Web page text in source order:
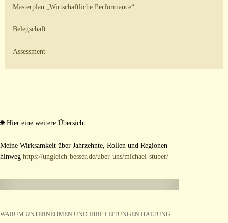
Masterplan „Wirtschaftliche Performance“
Belegschaft
Assessment
🌐 Hier eine weitere Übersicht:
Meine Wirksamkeit über Jahrzehnte, Rollen und Regionen
hinweg https://ungleich-besser.de/uber-uns/michael-stuber/
WARUM UNTERNEHMEN UND IHRE LEITUNGEN HALTUNG